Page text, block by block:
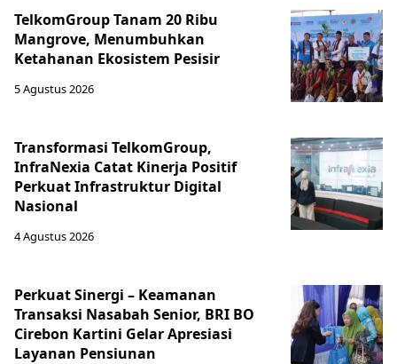
TelkomGroup Tanam 20 Ribu
Mangrove, Menumbuhkan
Ketahanan Ekosistem Pesisir
5 Agustus 2026
Transformasi TelkomGroup,
InfraNexia Catat Kinerja Positif
Perkuat Infrastruktur Digital
Nasional
4 Agustus 2026
Perkuat Sinergi – Keamanan
Transaksi Nasabah Senior, BRI BO
Cirebon Kartini Gelar Apresiasi
Layanan Pensiunan